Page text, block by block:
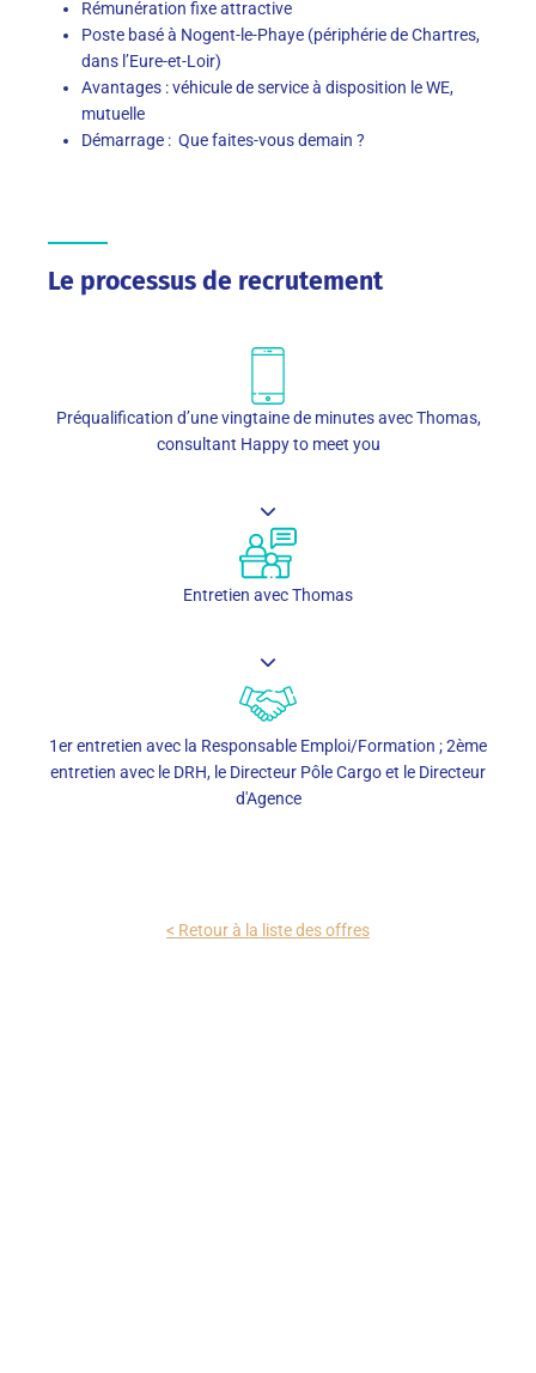
Rémunération fixe attractive
Poste basé à Nogent-le-Phaye (périphérie de Chartres,
dans l’Eure-et-Loir)
Avantages : véhicule de service à disposition le WE,
mutuelle
Démarrage : Que faites-vous demain ?
Le processus de recrutement
Préqualification d’une vingtaine de minutes avec Thomas,
consultant Happy to meet you
Entretien avec Thomas
1er entretien avec la Responsable Emploi/Formation ; 2ème
entretien avec le DRH, le Directeur Pôle Cargo et le Directeur
d'Agence
< Retour à la liste des offres